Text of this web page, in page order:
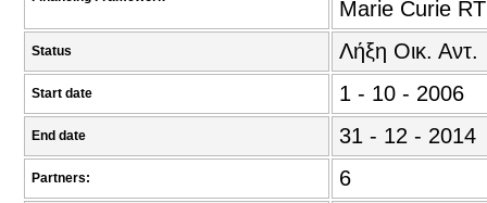
Marie Curie
Status Λήξη Οικ. Αντ.
Start date 1 - 10 - 2006
End date 31 - 12 - 2014
Partners: 6